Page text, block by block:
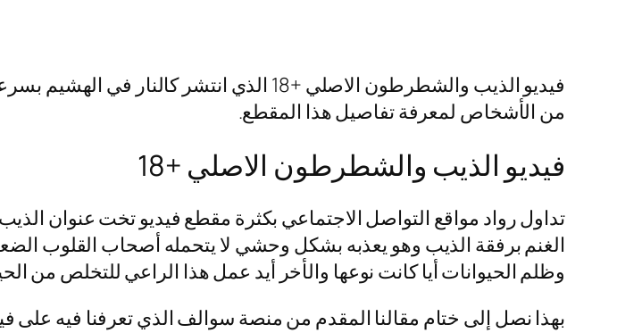
فيديو الذيب والشطرطون الاصلي +18 الذي
من الأشخاص لمعرفة تفاصيل هذا المقطع.
فيديو الذيب والشطرطون الاصلي +18
تداول رواد مواقع التواصل الاجتماعي بكثرة مقطع فيديو تخت عنوان
الغنم برفقة الذيب وهو يعذبه بشكل وحشي لا يتحمله أصحاب القلوب
وظلم الحيوانات أيا كانت نوعها والأخر أيد عمل هذا الراعي للتخلص من
بهذا نصل إلى ختام مقالنا المقدم من منصة سوالف الذي تعرفنا فيه على فيديو الذيب